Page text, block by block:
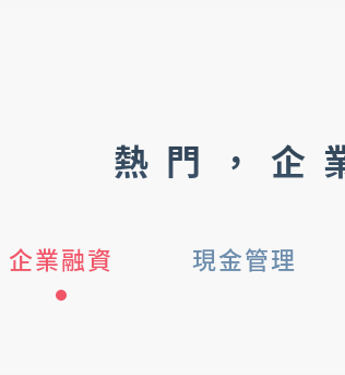
熱門，企
企業融資 現金管理